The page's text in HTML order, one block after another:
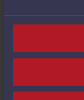
Décembre 2022
Septembre 2022
Juillet 2022